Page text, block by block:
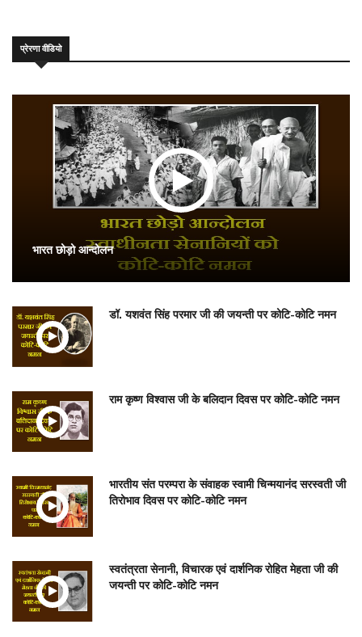
प्रेरणा वीडियो
भारत छोड़ो आन्दोलन
डॉ. यशवंत सिंह परमार जी की जयन्ती पर कोटि-कोटि नमन
राम कृष्ण विश्वास जी के बलिदान दिवस पर कोटि-कोटि नमन
भारतीय संत परम्परा के संवाहक स्वामी चिन्मयानंद सरस्वती जी
तिरोभाव दिवस पर कोटि-कोटि नमन
स्वतंत्रता सेनानी, विचारक एवं दार्शनिक रोहित मेहता जी की
जयन्ती पर कोटि-कोटि नमन